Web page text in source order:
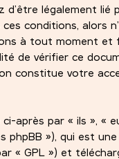
légalement lié
conditions, alors
à tout moment
de vérifier ce
constitue votre
après par « ils », «
phpBB »), qui est
« GPL ») et